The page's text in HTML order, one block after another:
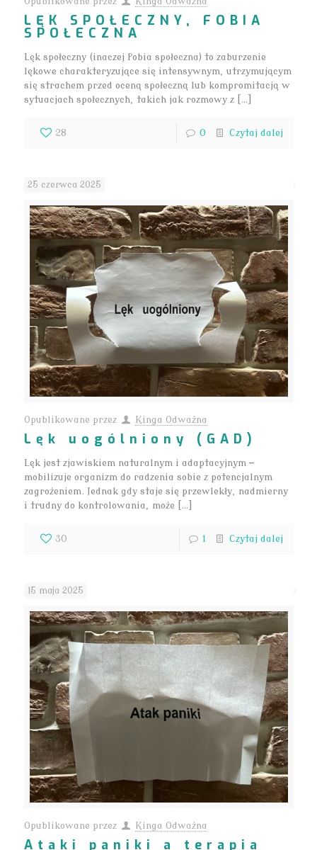
LĘK SPOŁECZNY, FOBIA
SPOŁECZNA
Lęk społeczny (inaczej fobia społeczna) to zaburzenie
lękowe charakteryzujące się intensywnym, utrzymującym
się strachem przed oceną społeczną lub kompromitacją w
sytuacjach społecznych, takich jak rozmowy z […]
28 0 Czytaj dalej
25 czerwca 2025
Opublikowane przez Kinga Odważna
Lęk uogólniony (GAD)
Lęk jest zjawiskiem naturalnym i adaptacyjnym —
mobilizuje organizm do radzenia sobie z potencjalnym
zagrożeniem. Jednak gdy staje się przewlekły, nadmierny
i trudny do kontrolowania, może […]
30 1 Czytaj dalej
15 maja 2025
Opublikowane przez Kinga Odważna
Ataki paniki a terapia